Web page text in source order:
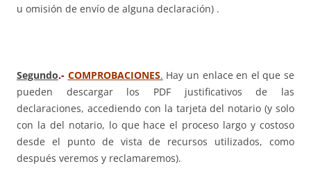
u omisión de envío de alguna declaración) .
Segundo.- COMPROBACIONES. Hay un enlace en el que se
pueden descargar los PDF justificativos de las
declaraciones, accediendo con la tarjeta del notario (y solo
con la del notario, lo que hace el proceso largo y costoso
desde el punto de vista de recursos utilizados, como
después veremos y reclamaremos).